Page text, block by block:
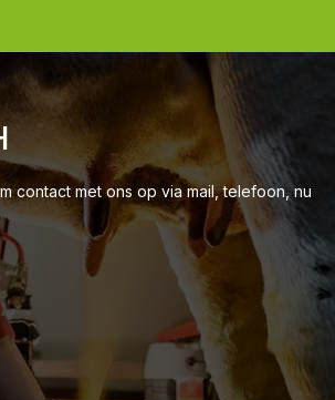
contact met ons op via mail, telefoon, nu